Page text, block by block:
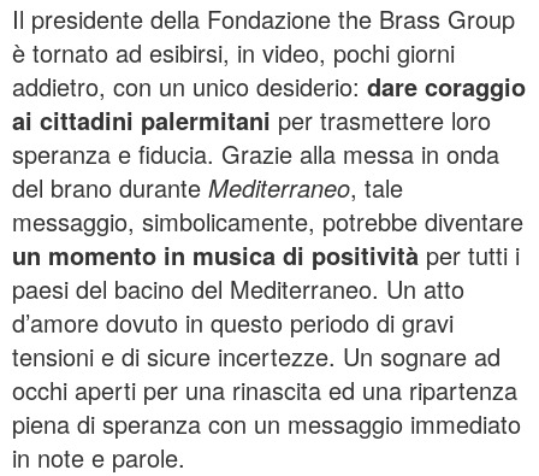
Il presidente della Fondazione the Brass Group
è tornato ad esibirsi, in video, pochi giorni
addietro, con un unico desiderio: dare coraggio
ai cittadini palermitani per trasmettere loro
speranza e fiducia. Grazie alla messa in onda
del brano durante Mediterraneo, tale
messaggio, simbolicamente, potrebbe diventare
un momento in musica di positività per tutti i
paesi del bacino del Mediterraneo. Un atto
d’amore dovuto in questo periodo di gravi
tensioni e di sicure incertezze. Un sognare ad
occhi aperti per una rinascita ed una ripartenza
piena di speranza con un messaggio immediato
in note e parole.